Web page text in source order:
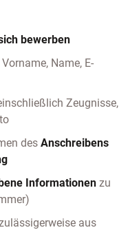
bewerben
Name, E-
Zeugnisse,
desAnschreibens
Informationenzu
aus